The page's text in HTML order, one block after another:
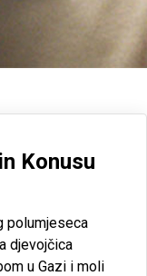
Konusu
polumjeseca
djevojčica
u Gazi i moli